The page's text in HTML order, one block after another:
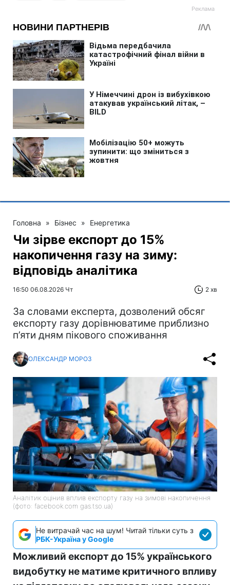
Головна » Бізнес » Енергетика
Чи зірве експорт до 15%
накопичення газу на зиму:
відповідь аналітика
16:50 06.08.2026 Чт 2 хв
За словами експерта, дозволений обсяг
експорту газу дорівнюватиме приблизно
п’яти дням пікового споживання
ОЛЕКСАНДР МОРОЗ
Аналітик оцінив вплив експорту газу на зимові накопичення
(фото: facebook.com gas.tso.ua)
Не витрачай час на шум! Читай тільки суть з
РБК-Україна у Google
Можливий експорт до 15% українського
видобутку не матиме критичного впливу